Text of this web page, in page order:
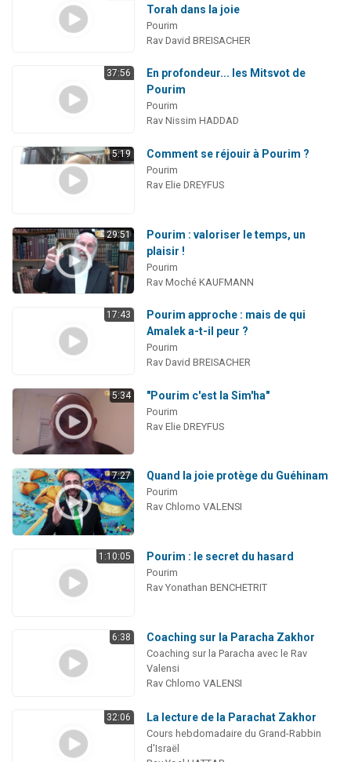
Torah dans la joie
Pourim
Rav David BREISACHER
37:56
En profondeur... les Mitsvot de
Pourim
Pourim
Rav Nissim HADDAD
5:19 Comment se réjouir à Pourim ?
Pourim
Rav Elie DREYFUS
29:51
Pourim : valoriser le temps, un
plaisir !
Pourim
Rav Moché KAUFMANN
17:43
Pourim approche : mais de qui
Amalek a-t-il peur ?
Pourim
Rav David BREISACHER
5:34 "Pourim c'est la Sim'ha"
Pourim
Rav Elie DREYFUS
7:27 Quand la joie protège du Guéhinam
Pourim
Rav Chlomo VALENSI
1:10:05 Pourim : le secret du hasard
Pourim
Rav Yonathan BENCHETRIT
6:38 Coaching sur la Paracha Zakhor
Coaching sur la Paracha avec le Rav
Valensi
Rav Chlomo VALENSI
32:06 La lecture de la Parachat Zakhor
Cours hebdomadaire du Grand-Rabbin
d'Israël